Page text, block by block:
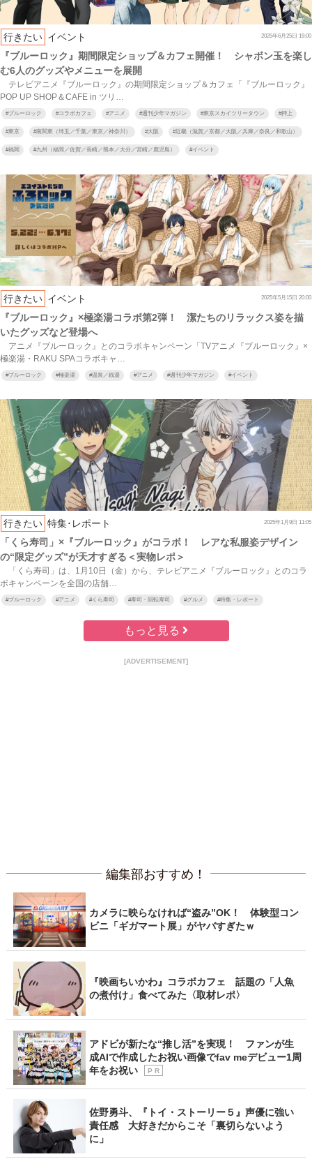
行きたい イベント 2025年6月25日 19:00
『ブルーロック』期間限定ショップ＆カフェ開催！ シャボン玉を楽し
む6人のグッズやメニューを展開
テレビアニメ『ブルーロック』の期間限定ショップ＆カフェ「『ブルーロック』
POP UP SHOP＆CAFE in ツリ…
#ブルーロック #コラボカフェ #アニメ #週刊少年マガジン #東京スカイツリータウン #押上
#東京 #南関東（埼玉／千葉／東京／神奈川） #大阪 #近畿（滋賀／京都／大阪／兵庫／奈良／和歌山）
#福岡 #九州（福岡／佐賀／長崎／熊本／大分／宮崎／鹿児島） #イベント
行きたい イベント 2025年5月15日 20:00
『ブルーロック』×極楽湯コラボ第2弾！ 潔たちのリラックス姿を描
いたグッズなど登場へ
アニメ『ブルーロック』とのコラボキャンペーン「TVアニメ『ブルーロック』×
極楽湯・RAKU SPAコラボキャ…
#ブルーロック #極楽湯 #温泉／銭湯 #アニメ #週刊少年マガジン #イベント
行きたい 特集･レポート 2025年1月9日 11:05
「くら寿司」×『ブルーロック』がコラボ！ レアな私服姿デザイン
の“限定グッズ”が天才すぎる＜実物レポ＞
「くら寿司」は、1月10日（金）から、テレビアニメ『ブルーロック』とのコラ
ボキャンペーンを全国の店舗…
#ブルーロック #アニメ #くら寿司 #寿司・回転寿司 #グルメ #特集・レポート
もっと見る
[ADVERTISEMENT]
編集部おすすめ！
カメラに映らなければ“盗み”OK！ 体験型コン
ビニ「ギガマート展」がヤバすぎたｗ
『映画ちいかわ』コラボカフェ 話題の「人魚
の煮付け」食べてみた〈取材レポ〉
アドビが新たな“推し活”を実現！ ファンが生
成AIで作成したお祝い画像でfav meデビュー1周
年をお祝い
P R
佐野勇斗、『トイ・ストーリー５』声優に強い
責任感 大好きだからこそ「裏切らないよう
に」